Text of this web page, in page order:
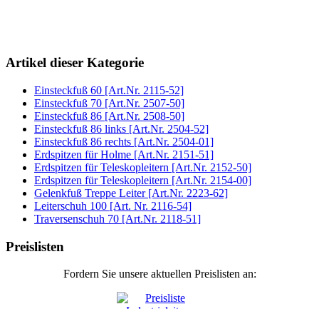
Artikel dieser Kategorie
Einsteckfuß 60 [Art.Nr. 2115-52]
Einsteckfuß 70 [Art.Nr. 2507-50]
Einsteckfuß 86 [Art.Nr. 2508-50]
Einsteckfuß 86 links [Art.Nr. 2504-52]
Einsteckfuß 86 rechts [Art.Nr. 2504-01]
Erdspitzen für Holme [Art.Nr. 2151-51]
Erdspitzen für Teleskopleitern [Art.Nr. 2152-50]
Erdspitzen für Teleskopleitern [Art.Nr. 2154-00]
Gelenkfuß Treppe Leiter [Art.Nr. 2223-62]
Leiterschuh 100 [Art. Nr. 2116-54]
Traversenschuh 70 [Art.Nr. 2118-51]
Preislisten
Fordern Sie unsere aktuellen Preislisten an: